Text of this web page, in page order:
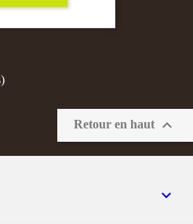
Retour en haut 
